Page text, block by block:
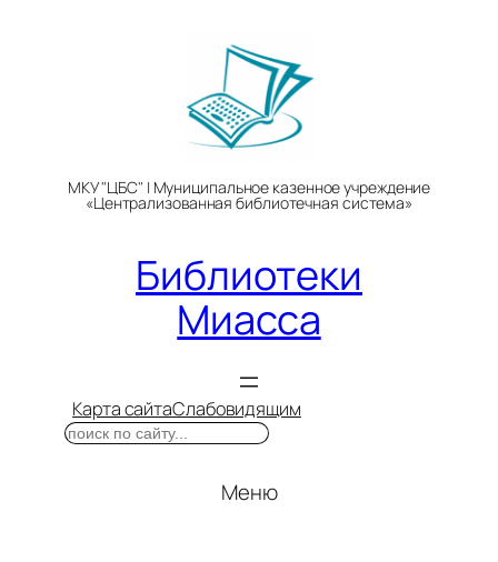
МКУ "ЦБС" | Муниципальное казенное учреждение
«Централизованная библиотечная система»
Библиотеки
Миасса
Карта сайтаСлабовидящим
Поиск
Меню